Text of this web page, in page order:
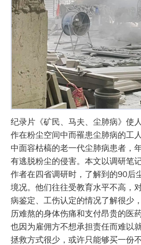
纪录片《矿民、马夫、尘肺病》使
作在粉尘空间中而罹患尘肺病的工
中面容枯槁的老一代尘肺病患者，
有逃脱粉尘的侵害。本文以调研笔
作者在四省调研时，了解到的90后
境况。他们往往受教育水平不高，
病鉴定、工伤认定的情况了解很少
历难熬的身体伤痛和支付昂贵的医
也因为雇佣方不想承担责任而难以
拯救方式很少，或许只能够买一份